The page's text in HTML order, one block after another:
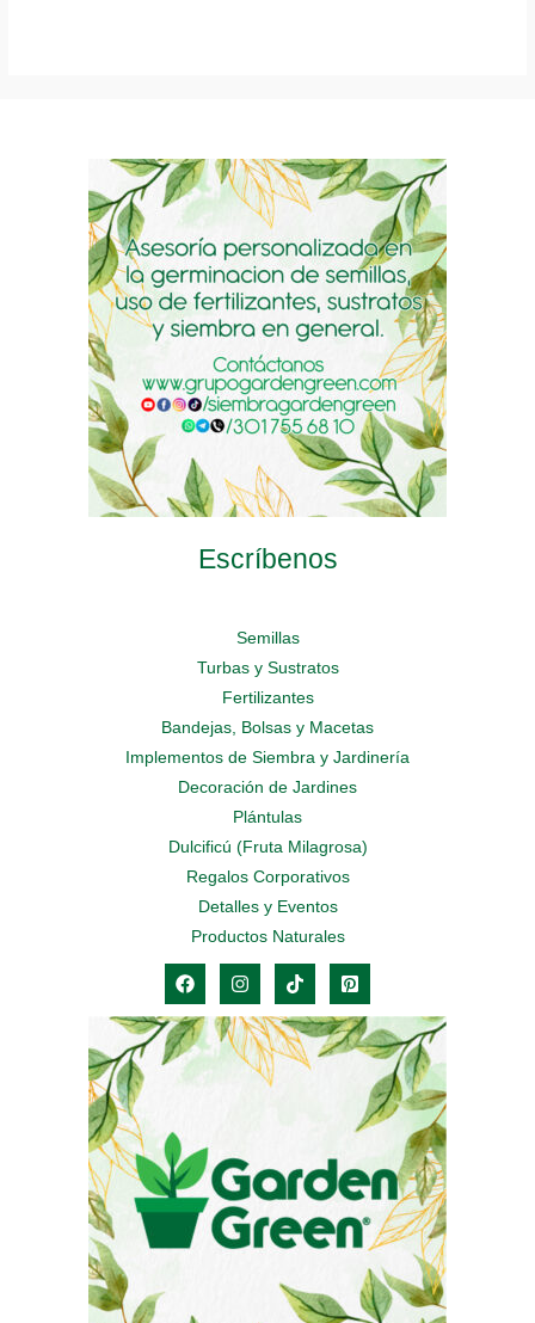
be
chosen
on
the
product
page
options
may
chosen
on
product
page
may
be
chosen
on
the
product
page
Escríbenos
Semillas
Turbas y Sustratos
Fertilizantes
Bandejas, Bolsas y Macetas
Implementos de Siembra y Jardinería
Decoración de Jardines
Plántulas
Dulcificú (Fruta Milagrosa)
Regalos Corporativos
Detalles y Eventos
Productos Naturales